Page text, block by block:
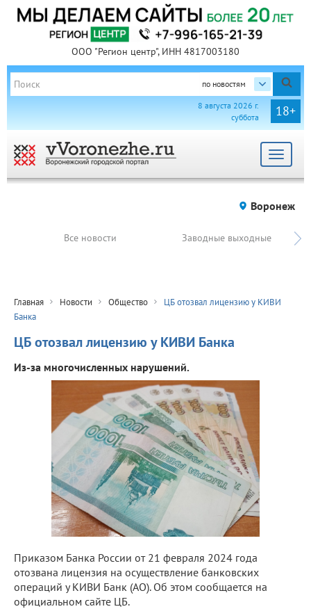
ООО "Регион центр", ИНН 4817003180
по новостям
18+
8 августа 2026 г.
суббота
Toggle
Воронеж
Все новости Заводные выходные
Главная Новости Общество
ЦБ отозвал лицензию у КИВИ
Банка
ЦБ отозвал лицензию у КИВИ Банка
Из-за многочисленных нарушений.
Приказом Банка России от 21 февраля 2024 года
отозвана лицензия на осуществление банковских
операций у КИВИ Банк (АО). Об этом сообщается на
официальном сайте ЦБ.